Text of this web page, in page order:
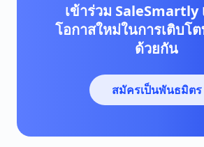
เข้าร่วม SaleSmartly
โอกาสใหม่ในการเติบโ
ด้วยกัน
สมัครเป็นพันธมิตร